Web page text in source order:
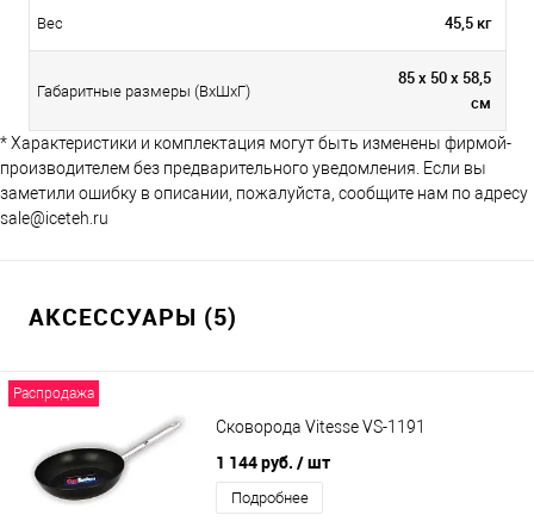
Вес 45,5 кг
Габаритные размеры (ВхШхГ)
85 x 50 x 58,5
см
* Характеристики и комплектация могут быть изменены фирмой-
производителем без предварительного уведомления. Если вы
заметили ошибку в описании, пожалуйста, сообщите нам по адресу
sale@iceteh.ru
АКСЕССУАРЫ (5)
Распродажа
Сковорода Vitesse VS-1191
1 144 руб. / шт
Подробнее